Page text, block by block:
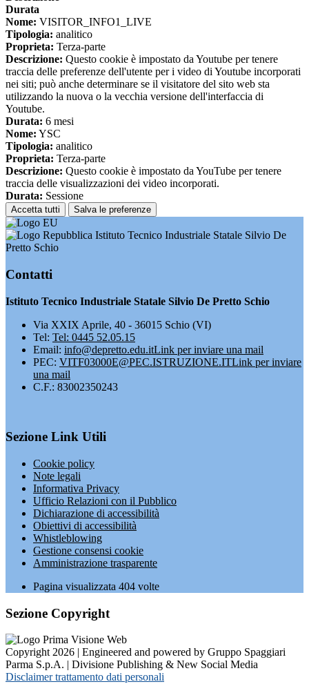
Durata
Nome: VISITOR_INFO1_LIVE
Tipologia: analitico
Proprieta: Terza-parte
Descrizione: Questo cookie è impostato da Youtube per tenere
traccia delle preferenze dell'utente per i video di Youtube incorporati
nei siti; può anche determinare se il visitatore del sito web sta
utilizzando la nuova o la vecchia versione dell'interfaccia di
Youtube.
Durata: 6 mesi
Nome: YSC
Tipologia: analitico
Proprieta: Terza-parte
Descrizione: Questo cookie è impostato da YouTube per tenere
traccia delle visualizzazioni dei video incorporati.
Durata: Sessione
Accetta tutti Salva le preferenze
Istituto Tecnico Industriale Statale Silvio De
Pretto Schio
Contatti
Istituto Tecnico Industriale Statale Silvio De Pretto Schio
Via XXIX Aprile, 40 - 36015 Schio (VI)
Tel: Tel: 0445 52.05.15
Email: info@depretto.edu.itLink per inviare una mail
PEC: VITF03000E@PEC.ISTRUZIONE.ITLink per inviare
una mail
C.F.: 83002350243
Sezione Link Utili
Cookie policy
Note legali
Informativa Privacy
Ufficio Relazioni con il Pubblico
Dichiarazione di accessibilità
Obiettivi di accessibilità
Whistleblowing
Gestione consensi cookie
Amministrazione trasparente
Pagina visualizzata 404 volte
Sezione Copyright
Copyright 2026 | Engineered and powered by Gruppo Spaggiari
Parma S.p.A. | Divisione Publishing & New Social Media
Disclaimer trattamento dati personali